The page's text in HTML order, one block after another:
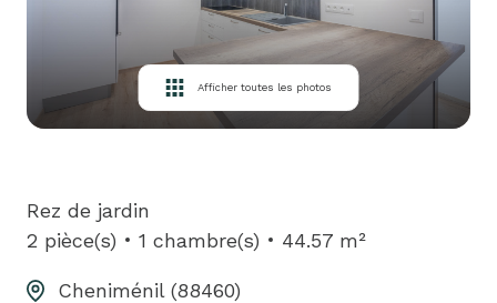
contact
Afficher toutes les photos
Rez de jardin
2 pièce(s)
1 chambre(s) 44.57 m²
Cheniménil (88460)